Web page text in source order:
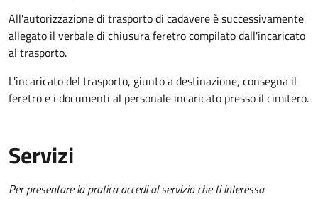
All'autorizzazione di trasporto di cadavere è successivamente
allegato il verbale di chiusura feretro compilato dall'incaricato
al trasporto.
L'incaricato del trasporto, giunto a destinazione, consegna il
feretro e i documenti al personale incaricato presso il cimitero.
Servizi
Per presentare la pratica accedi al servizio che ti interessa